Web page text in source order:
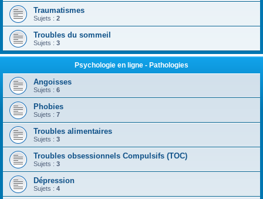
Traumatismes
Sujets : 2
Troubles du sommeil
Sujets : 3
Psychologie en ligne - Pathologies
Angoisses
Sujets : 6
Phobies
Sujets : 7
Troubles alimentaires
Sujets : 3
Troubles obsessionnels Compulsifs (TOC)
Sujets : 3
Dépression
Sujets : 4